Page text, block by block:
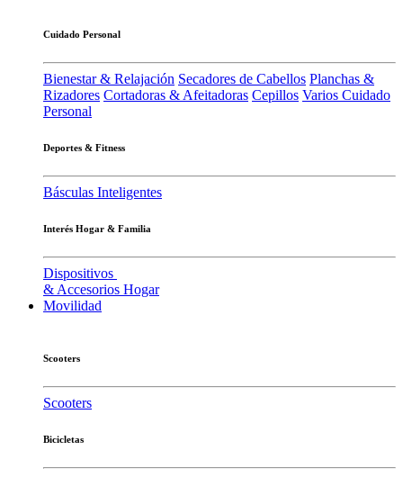
Cuidado Personal
Bienestar & Relajación Secadores de Cabellos Planchas &
Rizadores Cortadoras & Afeitadoras Cepillos Varios Cuidado
Personal
Deportes & Fitness
Básculas Inteligentes
Interés Hogar & Familia
Dispositivos
& Accesorios Hogar
Movilidad
Scooters
Scooters
Bicicletas